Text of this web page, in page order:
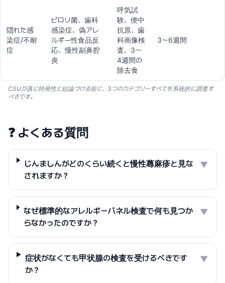
隠れた感
染症/不耐
症
ピロリ菌、歯科
感染症、偽アレ
ルギー性食品反
応、慢性副鼻腔
炎
呼気試
験、便中
抗原、歯
科画像検
査、3〜
4週間の
除去食
3〜6週間
CSUが真に特発性と結論づける前に、3つのカテゴリーすべてを系統的に調査す
べきです。
❓ よくある質問
じんましんがどのくらい続くと慢性蕁麻疹と見な
されますか？
▼
なぜ標準的なアレルギーパネル検査で何も見つか
らなかったのですか？
▼
症状がなくても甲状腺の検査を受けるべきです
か？
▼